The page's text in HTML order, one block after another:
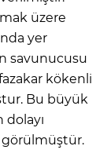
üzere
yer
savunucusu
kökenli
Bu büyük
görülmüştür.